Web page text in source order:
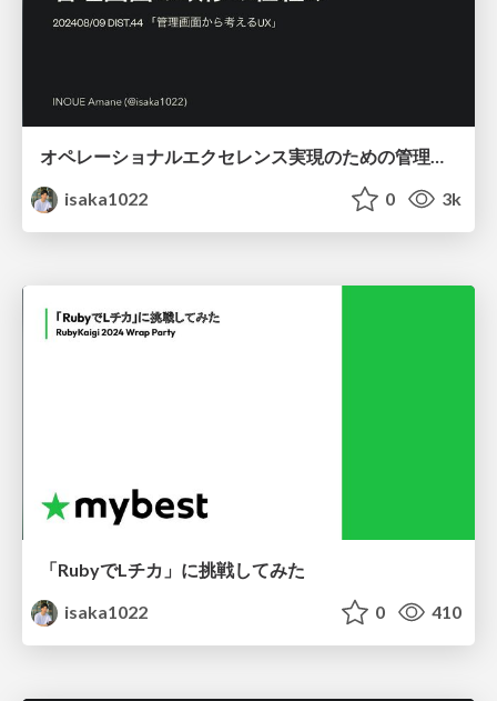
オペレーショナルエクセレンス実現のための管理画面改修の仕組み
isaka1022
0 3k
「RubyでLチカ」に挑戦してみた
isaka1022
0 410